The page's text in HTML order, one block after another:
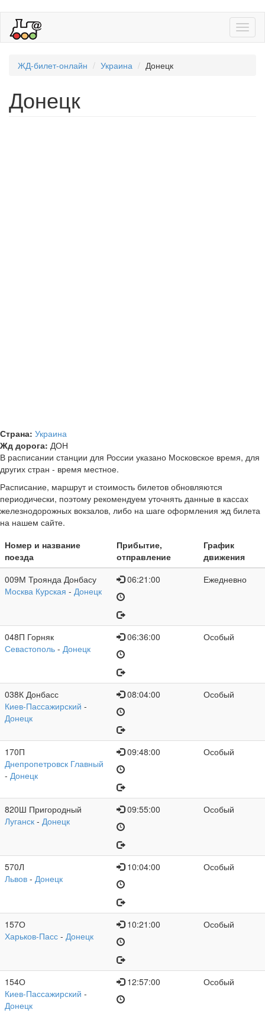
ЖД-билет-онлайн Украина Донецк
Донецк
Страна: Украина
Жд дорога: ДОН
В расписании станции для России указано Московское время, для
других стран - время местное.
Расписание, маршрут и стоимость билетов обновляются
периодически, поэтому рекомендуем уточнять данные в кассах
железнодорожных вокзалов, либо на шаге оформления жд билета
на нашем сайте.
Номер и название
поезда
Прибытие,
отправление
График
движения
009М Троянда Донбасу
Москва Курская - Донецк
06:21:00 Ежедневно
048П Горняк
Севастополь - Донецк
06:36:00 Особый
038К Донбасс
Киев-Пассажирский -
Донецк
08:04:00 Особый
170П
Днепропетровск Главный
- Донецк
09:48:00 Особый
820Ш Пригородный
Луганск - Донецк
09:55:00 Особый
570Л
Львов - Донецк
10:04:00 Особый
157О
Харьков-Пасс - Донецк
10:21:00 Особый
154О
Киев-Пассажирский -
Донецк
12:57:00 Особый